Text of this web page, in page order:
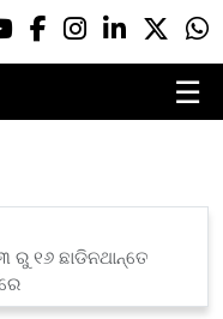
☰
ରୁ ୧୬ ଛାଡିନଥାନ୍ତେ